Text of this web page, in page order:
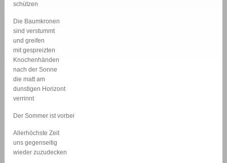
schützen
Die Baumkronen
sind verstummt
und greifen
mit gespreizten
Knochenhänden
nach der Sonne
die matt am
dunstigen Horizont
verrinnt
Der Sommer ist vorbei
Allerhöchste Zeit
uns gegenseitig
wieder zuzudecken